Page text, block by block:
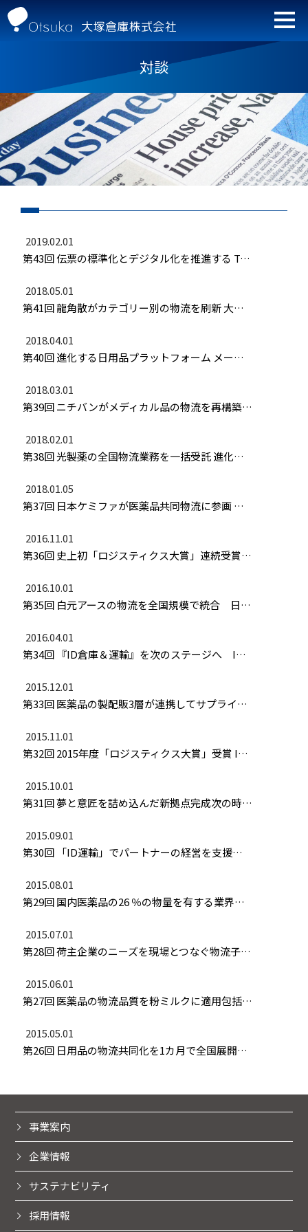
対談
2019.02.01
第43回 伝票の標準化とデジタル化を推進する TSUNAGUTEのファーストユーザーに
2018.05.01
第41回 龍角散がカテゴリー別の物流を刷新 大塚倉庫の東西２拠点から共同配送
2018.04.01
第40回 進化する日用品プラットフォーム メーカー共同物流の最適解を追求
2018.03.01
第39回 ニチバンがメディカル品の物流を再構築 医薬品プラットフォームで全国一元管理
2018.02.01
第38回 光製薬の全国物流業務を一括受託 進化続ける医薬品共配ネットワーク
2018.01.05
第37回 日本ケミファが医薬品共同物流に参画 拠点分散と脱・路線便で安定供給維持
2016.11.01
第36回 史上初「ロジスティクス大賞」連続受賞 ドライバーの長時間労働削減に寄与
2016.10.01
第35回 白元アースの物流を全国規模で統合 日用品プラットフォームがさらに進化
2016.04.01
第34回 『ID倉庫＆運輸』を次のステージへ ITを活用して物流に革新を起こす
2015.12.01
第33回 医薬品の製配販3層が連携してサプライチェーンの波動を改善
2015.11.01
第32回 2015年度「ロジスティクス大賞」受賞 ID運輸を活用してドライバー不足解消
2015.10.01
第31回 夢と意匠を詰め込んだ新拠点完成次の時代の物流がここから始まる
2015.09.01
第30回 「ID運輸」でパートナーの経営を支援配車業務と納品を“誰でもできる化”
2015.08.01
第29回 国内医薬品の26 ％の物量を有する業界最大のプラットフォームが始動
2015.07.01
第28回 荷主企業のニーズを現場とつなぐ物流子会社の企画力が危機を救う
2015.06.01
第27回 医薬品の物流品質を粉ミルクに適用包括的業務委託のモデルケースに
2015.05.01
第26回 日用品の物流共同化を1カ月で全国展開迅速かつ正確な課題対応で最適解に導く
事業案内
企業情報
サステナビリティ
採用情報